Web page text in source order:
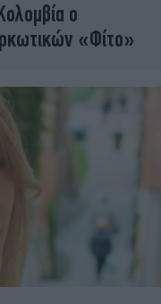
ο
«Φίτο»